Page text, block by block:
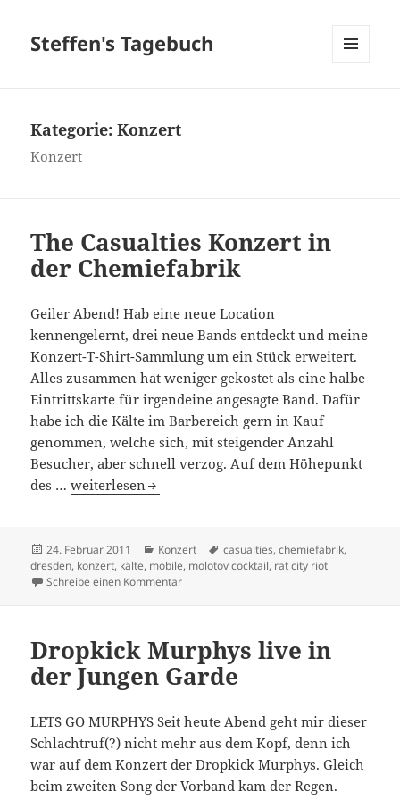
Steffen's Tagebuch
Kategorie:Konzert
Konzert
The Casualties Konzert in
der Chemiefabrik
Geiler Abend! Hab eine neue Location
kennengelernt, drei neue Bands entdeckt und meine
Konzert-T-Shirt-Sammlung um ein Stück erweitert.
Alles zusammen hat weniger gekostet als eine halbe
Eintrittskarte für irgendeine angesagte Band. Dafür
habe ich die Kälte im Barbereich gern in Kauf
genommen, welche sich, mit steigender Anzahl
Besucher, aber schnell verzog. Auf dem Höhepunkt
des …The Casualties Konzert in der Chemiefabrik
weiterlesen
Veröffentlicht
am
24. Februar 2011 Kategorien
Konzert Schlagwörter
casualties,chemiefabrik,
dresden, konzert, kälte, mobile, molotov cocktail, rat city riot
Schreibe einen Kommentarzu The Casualties Konzert in der
Dropkick Murphys live in
der Jungen Garde
LET´S GO MURPHYS Seit heute Abend geht mir dieser
Schlachtruf(?) nicht mehr aus dem Kopf, denn ich
war auf dem Konzert der Dropkick Murphys. Gleich
beim zweiten Song der Vorband kam der Regen.